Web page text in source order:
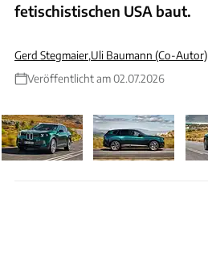
fetischistischen USA baut.
Gerd Stegmaier,Uli Baumann (Co-Autor)
Veröffentlicht am 02.07.2026